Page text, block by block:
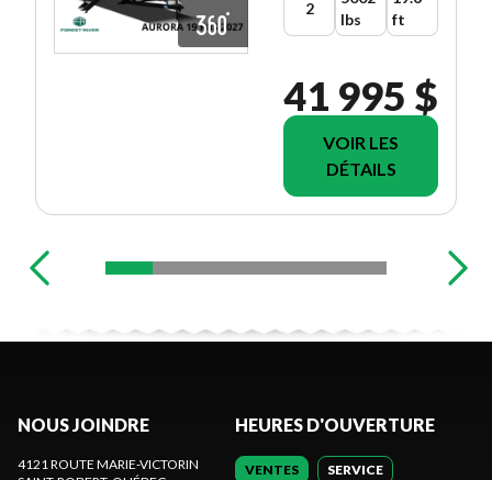
2
lbs
ft
41 995 $
VOIR LES
DÉTAILS
NOUS JOINDRE
4121 ROUTE MARIE-VICTORIN
HEURES D'OUVERTURE
VENTES SERVICE